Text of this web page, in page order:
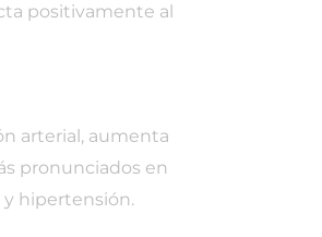
positivamente al
arterial, aumenta
pronunciados en
y hipertensión.